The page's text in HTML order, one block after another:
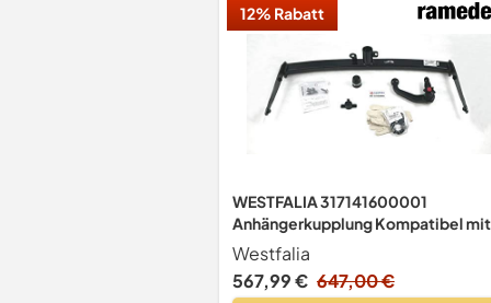
12% Rabatt
WESTFALIA 317141600001
Anhängerkupplung Kompatibel mit
VW Passat Variant 3G5, CB5
Westfalia
567,99 € 647,00 €